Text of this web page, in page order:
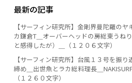
最新の記事
【サーフィン研究所】金剛界曼陀羅の
カ鎌倉T＿オーバーヘッドの房総東うね
と感得したが）＿（１２０６文字）
【サーフィン研究所】台風１３号を振
締め＿出世魚とラカ総料理長＿
（１２６０文字）